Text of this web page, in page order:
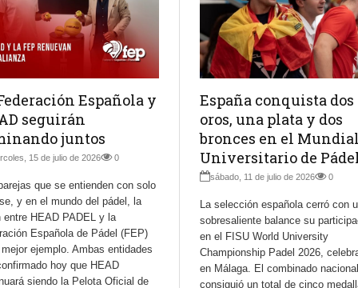
Española y
seguirán
juntos
15 de julio de 2026 0
que se entienden con solo
y en el mundo del pádel, la
entre HEAD PADEL y la
Española de Pádel (FEP)
ejemplo. Ambas entidades
hoy que HEAD
siendo la Pelota Oficial de
España conquista dos
oros, una plata y dos
bronces en el
Universitario de
sábado, 11 de julio de 2026 0
La selección española cerró con
sobresaliente balance su
en el FISU World University
Championship Padel 2026,
en Málaga. El combinado nacional
consiguió un total de cinco